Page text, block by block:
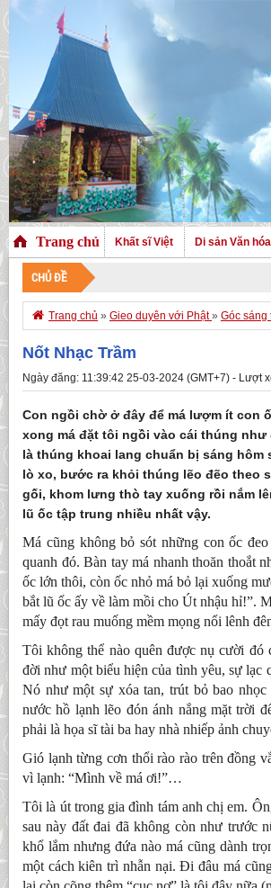
Trang chủ Khất sĩ Việt Di sản Văn
CHỦ ĐỀ
 Trang chủ » Gieo duyên với Phật» Góc sáng
Nốt Nhạc Trầm
Ngày đăng: 11:39:42 25-03-2024 (GMT+7) - Lượt
Con ngồi chờ ở đây để má lượm ít con
xong má đặt tôi ngồi vào cái thúng
là thúng khoai lang chuẩn bị sáng
lò xo, bước ra khỏi thúng lẽo đẽo theo
gối, khom lưng thò tay xuống rồi nắm
lũ ốc tập trung nhiều nhất vậy.
Má cũng không bỏ sót những con ốc
quanh đó. Bàn tay má nhanh thoăn thoắt
ốc lớn thôi, còn ốc nhỏ má bỏ lại xuống
bắt lũ ốc ấy về làm mồi cho Út nhậu hỉ!”.
mấy đọt rau muống mềm mọng nổi lênh
Tôi không thể nào quên được nụ cười đó
đời như một biểu hiện của tình yêu, sự lạc
Nó như một sự xóa tan, trút bỏ bao
nước hồ lạnh lẽo đón ánh nắng mặt trời
phải là họa sĩ tài ba hay nhà nhiếp ảnh
Gió lạnh từng cơn thổi rào rào trên đồng
vì lạnh: “Mình về má ơi!”…
Tôi là út trong gia đình tám anh chị em.
sau này đất đai đã không còn như trước
khổ lắm nhưng đứa nào má cũng dành
một cách kiên trì nhẫn nại. Đi đâu má